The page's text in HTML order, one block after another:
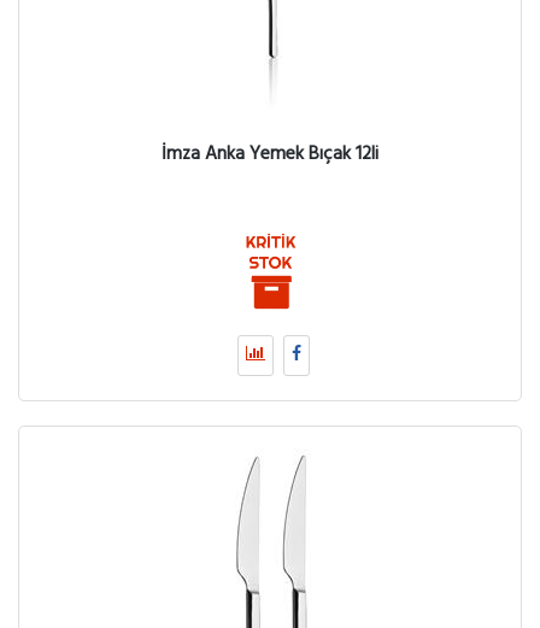
İmza Anka Yemek Bıçak 12li